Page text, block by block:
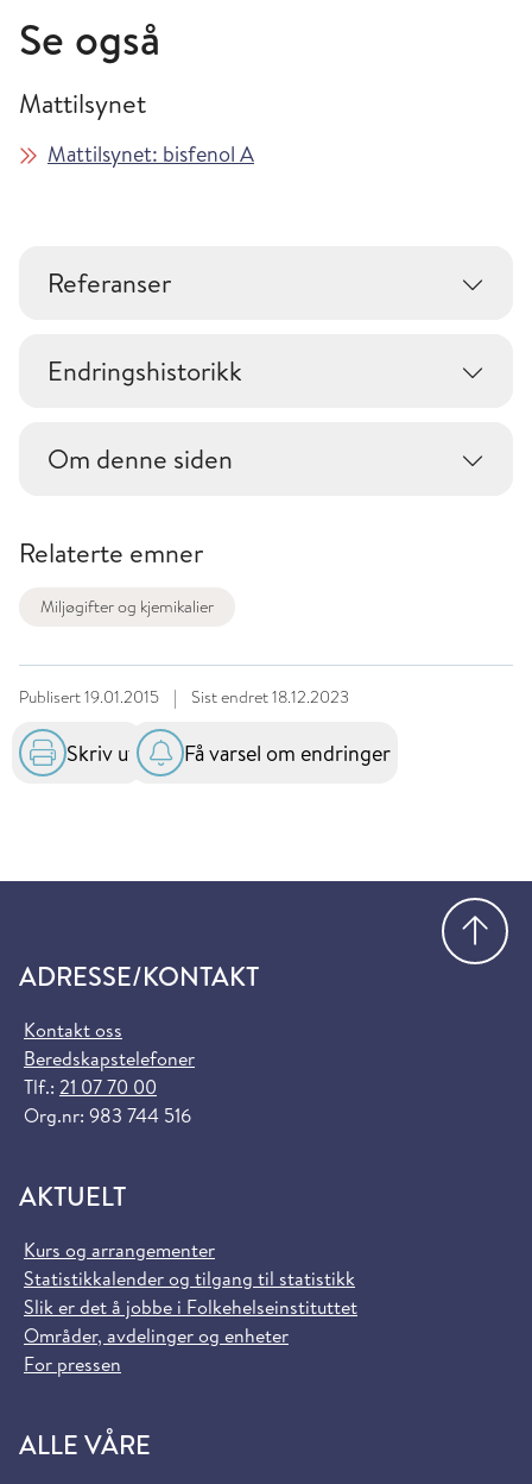
Se også
Mattilsynet
Mattilsynet: bisfenol A
Referanser
Endringshistorikk
Om denne siden
Relaterte emner
Miljøgifter og kjemikalier
Publisert19.01.2015 | Sist endret18.12.2023
Skriv ut Få varsel om endringer
ADRESSE/KONTAKT
Kontakt oss
Beredskapstelefoner
Tlf.: 21 07 70 00
Org.nr: 983 744 516
AKTUELT
Kurs og arrangementer
Statistikkalender og tilgang til statistikk
Slik er det å jobbe i Folkehelseinstituttet
Områder, avdelinger og enheter
For pressen
ALLE VÅRE